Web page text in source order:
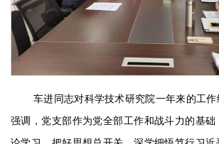
车进同志对科学技术研究院一年来的工
强调， 党支部作为党全部工作和战斗力的基